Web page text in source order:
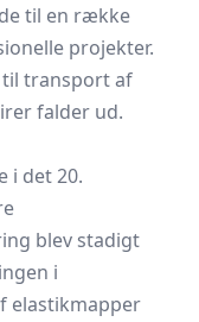
til en række
projekter.
til transport af
falder ud.
i det 20.
blev stadigt
i
elastikmapper